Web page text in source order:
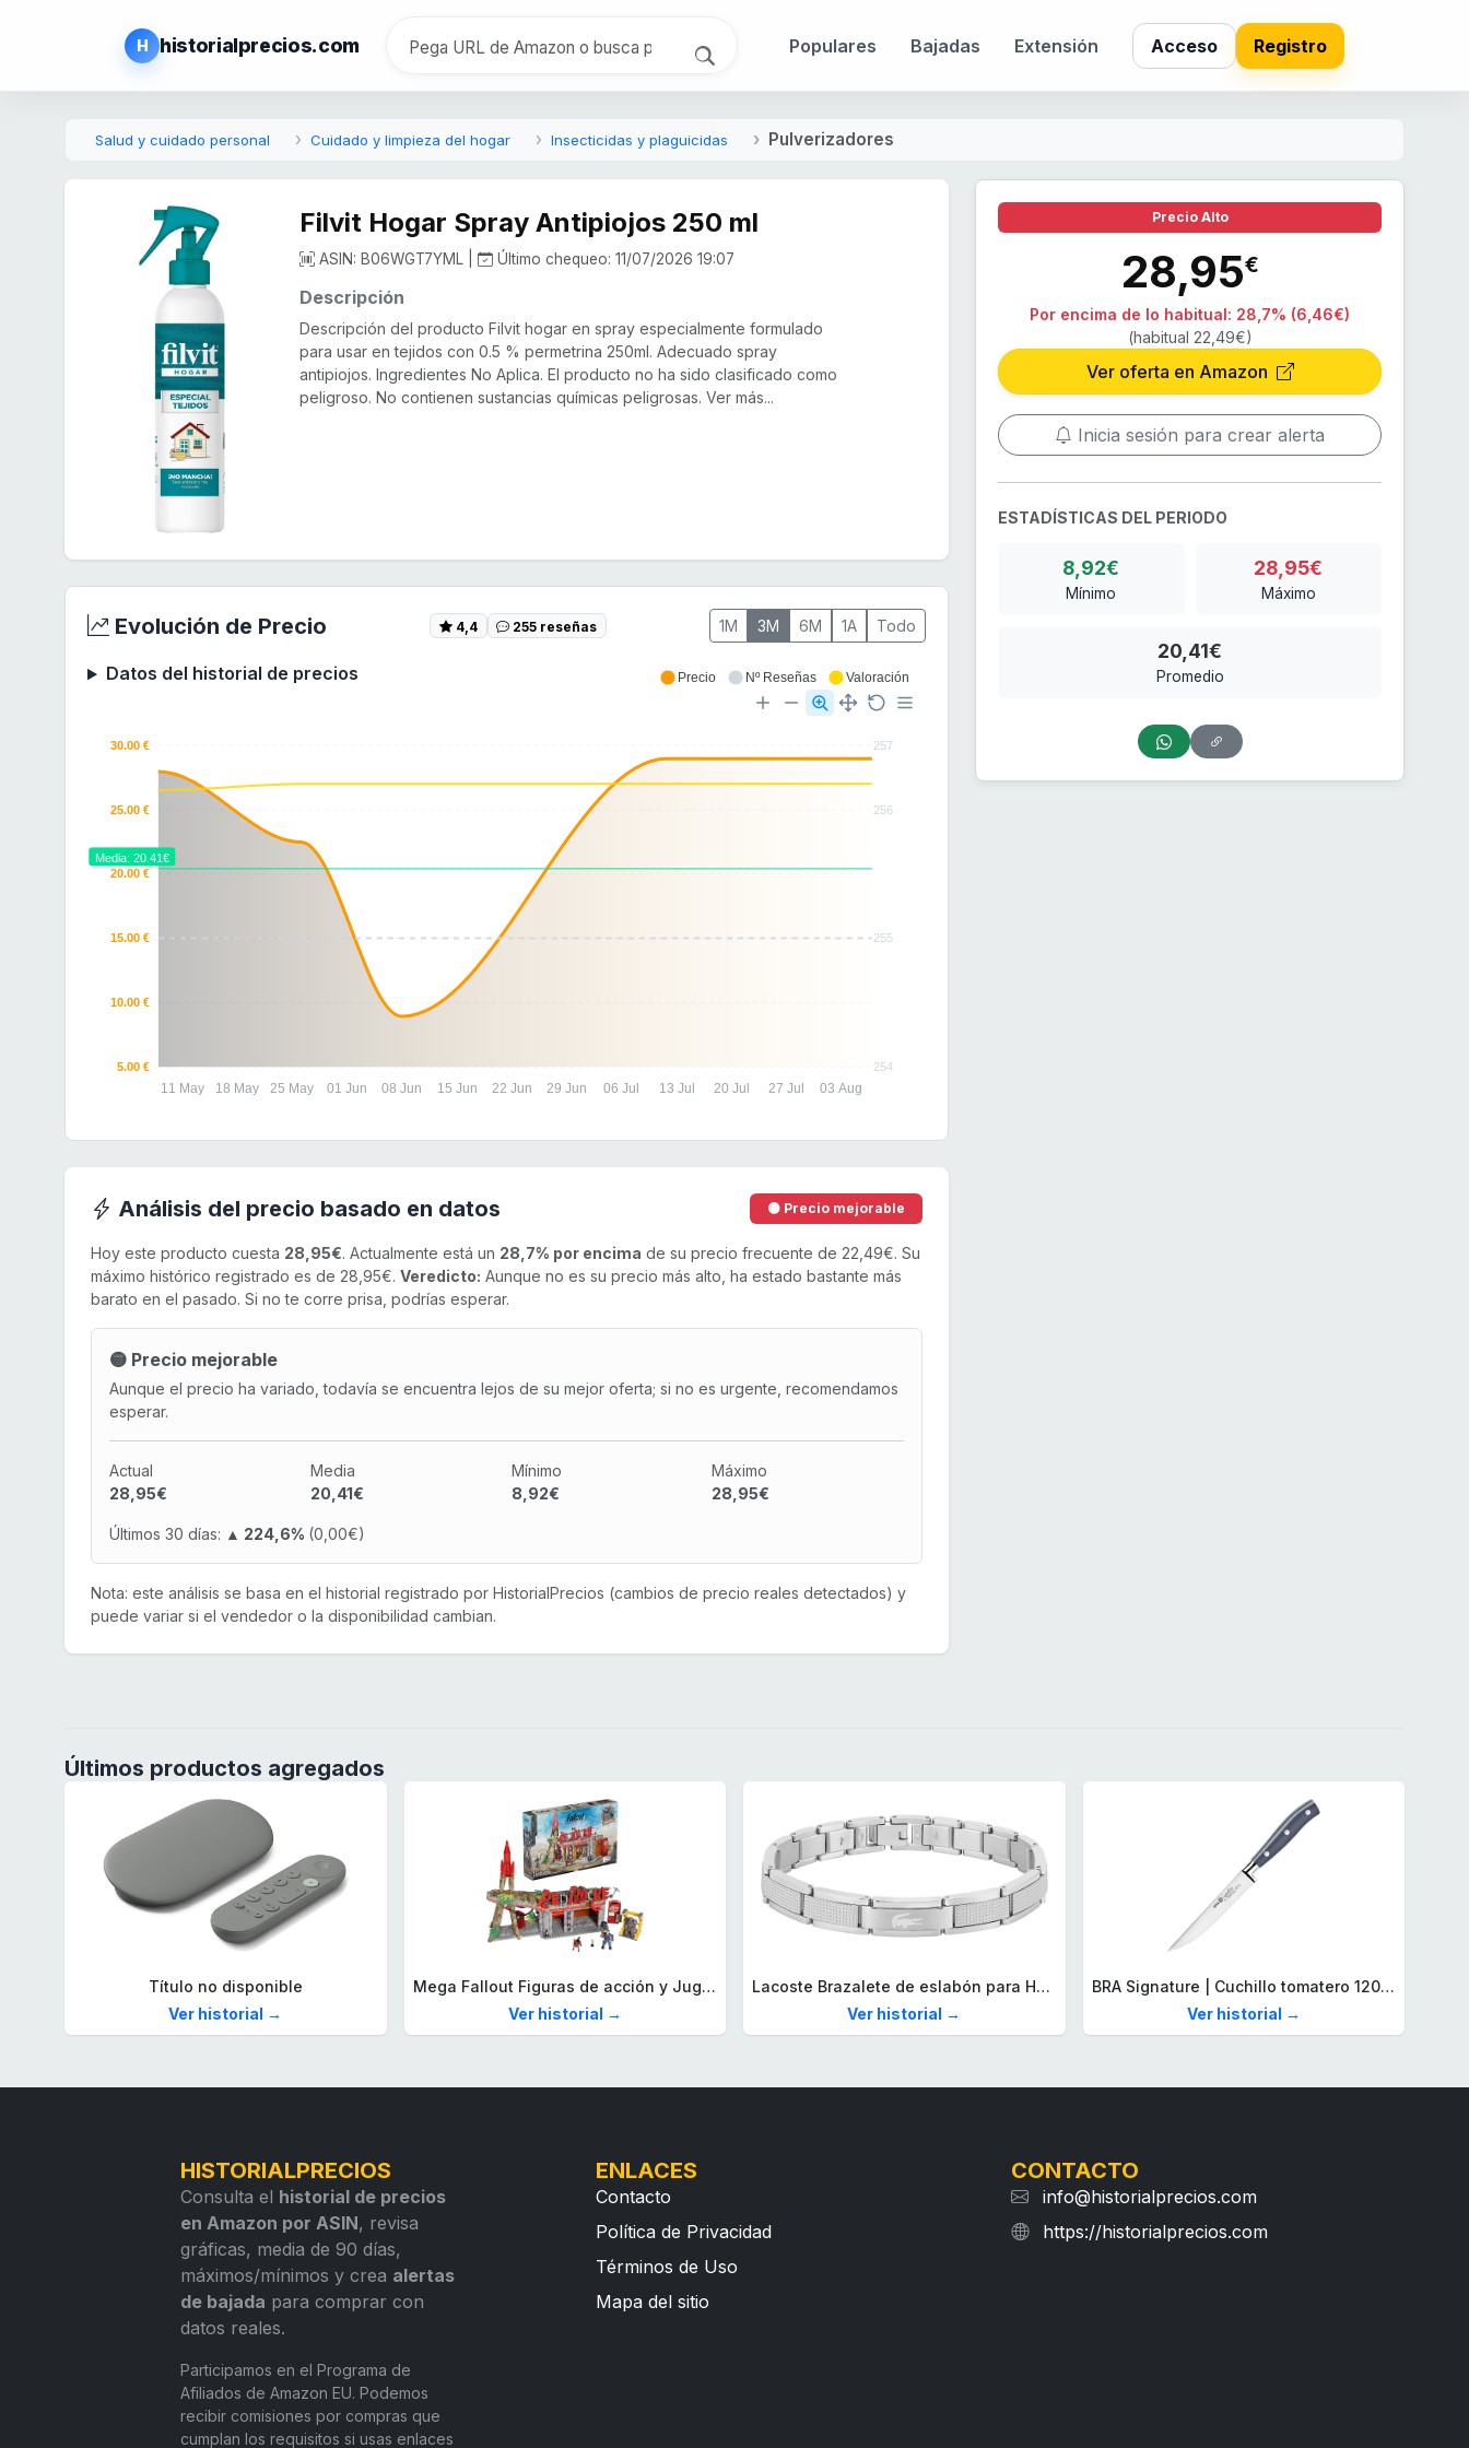
H historialprecios.com Populares Bajadas Extensión Acceso Registro
Salud y cuidado personal Cuidado y limpieza del hogar Insecticidas y plaguicidas Pulverizadores
Filvit Hogar Spray Antipiojos 250 ml
ASIN: B06WGT7YML | Último chequeo: 11/07/2026 19:07
Descripción
Descripción del producto Filvit hogar en spray especialmente formulado
para usar en tejidos con 0.5 % permetrina 250ml. Adecuado spray
antipiojos. Ingredientes No Aplica. El producto no ha sido clasificado como
peligroso. No contienen sustancias químicas peligrosas. Ver más...
Evolución de Precio 4,4 255 reseñas 1M 3M 6M 1A Todo
Datos del historial de precios
257
256
255
254
30.00 €
25.00 €
20.00 €
15.00 €
10.00 €
5.00 €
11 May 18 May 25 May 01 Jun 08 Jun 15 Jun 22 Jun 29 Jun 06 Jul 13 Jul 20 Jul 27 Jul 03 Aug
Media: 20.41€
Precio Nº Reseñas Valoración
Análisis del precio basado en datos 🟡 Precio mejorable
Hoy este producto cuesta 28,95€. Actualmente está un 28,7% por encima de su precio frecuente de 22,49€. Su
máximo histórico registrado es de 28,95€. Veredicto: Aunque no es su precio más alto, ha estado bastante más
barato en el pasado. Si no te corre prisa, podrías esperar.
🟡 Precio mejorable
Aunque el precio ha variado, todavía se encuentra lejos de su mejor oferta; si no es urgente, recomendamos
esperar.
Actual
28,95€
Media
20,41€
Mínimo
8,92€
Máximo
28,95€
Últimos 30 días: ▲ 224,6% (0,00€)
Nota: este análisis se basa en el historial registrado por HistorialPrecios (cambios de precio reales detectados) y
puede variar si el vendedor o la disponibilidad cambian.
Precio Alto
28,95€
Por encima de lo habitual: 28,7% (6,46€)
(habitual 22,49€)
Ver oferta en Amazon
Inicia sesión para crear alerta
ESTADÍSTICAS DEL PERIODO
8,92€
Mínimo
28,95€
Máximo
20,41€
Promedio
Últimos productos agregados
Título no disponible
Ver historial →
Mega Fallout Figuras de acción y Juguetes de construcción, Parada de Camiones Red Rocket con 824 Piezas, 2 Personajes articulados y Accesorios, para coleccionistas, HXT00
Ver historial →
Lacoste Brazalete de eslabón para Hombre Colección STENCIL de Acero inoxidable
Ver historial →
BRA Signature | Cuchillo tomatero 120 mm, Acero Inoxidable alemán forjado con Molibdeno Vanadio, Mango Remachado ABS, Diseño Ergonómico, Hoja 1,6 mm espesor
Ver historial →
HISTORIALPRECIOS
Consulta el historial de precios
en Amazon por ASIN, revisa
gráficas, media de 90 días,
máximos/mínimos y crea alertas
de bajada para comprar con
datos reales.
Participamos en el Programa de
Afiliados de Amazon EU. Podemos
recibir comisiones por compras que
cumplan los requisitos si usas enlaces
ENLACES
Contacto
Política de Privacidad
Términos de Uso
Mapa del sitio
CONTACTO
info@historialprecios.com
https://historialprecios.com